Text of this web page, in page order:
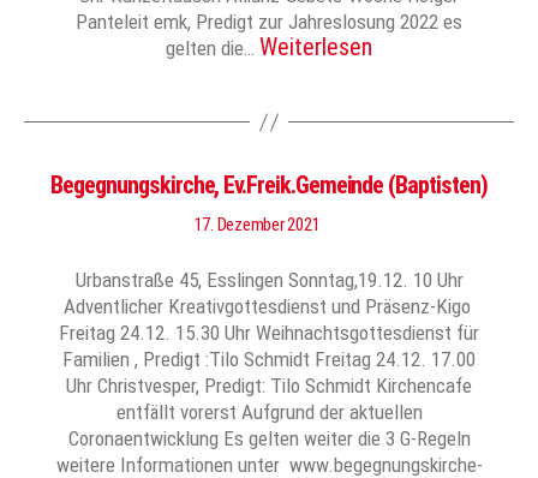
Panteleit emk, Predigt zur Jahreslosung 2022 es
gelten die… Weiterlesen
Begegnungskirche, Ev.Freik.Gemeinde (Baptisten)
17. Dezember 2021
Urbanstraße 45, Esslingen Sonntag,19.12. 10 Uhr
Adventlicher Kreativgottesdienst und Präsenz-Kigo
Freitag 24.12. 15.30 Uhr Weihnachtsgottesdienst für
Familien , Predigt :Tilo Schmidt Freitag 24.12. 17.00
Uhr Christvesper, Predigt: Tilo Schmidt Kirchencafe
entfällt vorerst Aufgrund der aktuellen
Coronaentwicklung Es gelten weiter die 3 G-Regeln
weitere Informationen unter www.begegnungskirche-